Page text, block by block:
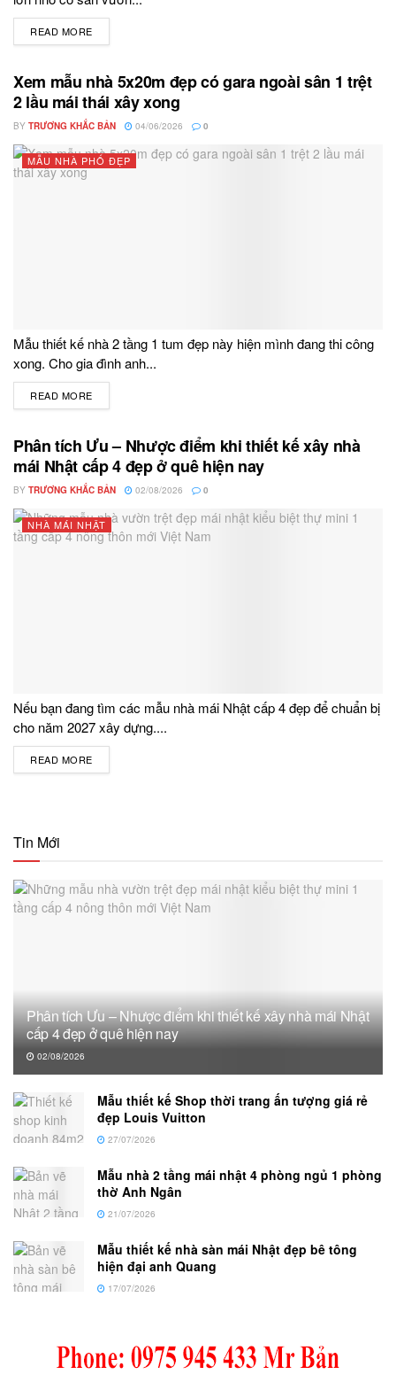
READ MORE
Xem mẫu nhà 5x20m đẹp có gara ngoài sân 1 trệt
2 lầu mái thái xây xong
BY TRƯƠNG KHẮC BẢN 04/06/2026 0
MẪU NHÀ PHỐ ĐẸP
Mẫu thiết kế nhà 2 tầng 1 tum đẹp này hiện mình đang thi công
xong. Cho gia đình anh...
READ MORE
Phân tích Ưu – Nhược điểm khi thiết kế xây nhà
mái Nhật cấp 4 đẹp ở quê hiện nay
BY TRƯƠNG KHẮC BẢN 02/08/2026 0
NHÀ MÁI NHẬT
Nếu bạn đang tìm các mẫu nhà mái Nhật cấp 4 đẹp để chuẩn bị
cho năm 2027 xây dựng....
READ MORE
Tin Mới
Phân tích Ưu – Nhược điểm khi thiết kế xây nhà mái Nhật
cấp 4 đẹp ở quê hiện nay
02/08/2026
Mẫu thiết kế Shop thời trang ấn tượng giá rẻ
đẹp Louis Vuitton
27/07/2026
Mẫu nhà 2 tầng mái nhật 4 phòng ngủ 1 phòng
thờ Anh Ngân
21/07/2026
Mẫu thiết kế nhà sàn mái Nhật đẹp bê tông
hiện đại anh Quang
17/07/2026